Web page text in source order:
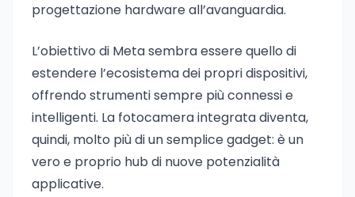
progettazione hardware all’avanguardia.
L’obiettivo di Meta sembra essere quello di
estendere l’ecosistema dei propri dispositivi,
offrendo strumenti sempre più connessi e
intelligenti. La fotocamera integrata diventa,
quindi, molto più di un semplice gadget: è un
vero e proprio hub di nuove potenzialità
applicative.